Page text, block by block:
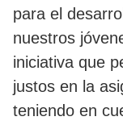
para el
nuestros
iniciativa que
justos en la
teniendo en